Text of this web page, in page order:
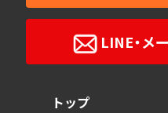
LINE・メ
トップ